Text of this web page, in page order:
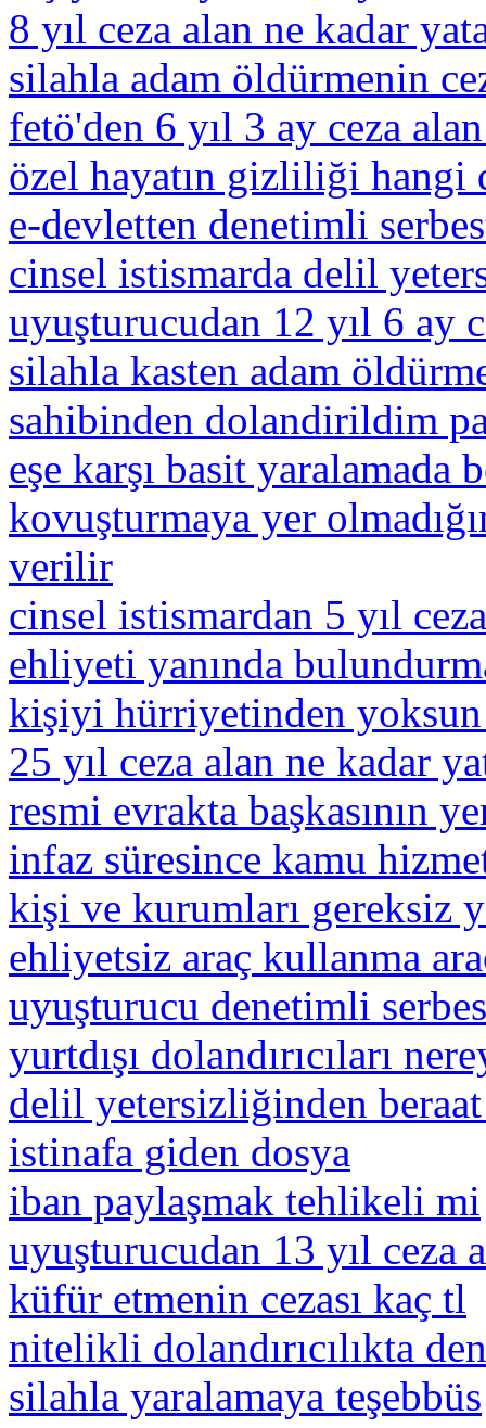
8 yıl ceza alan ne kadar
silahla adam öldürmenin
fetö'den 6 yıl 3 ay ceza
özel hayatın gizliliği hangi
e-devletten denetimli
cinsel istismarda delil
uyuşturucudan 12 yıl 6 ay
silahla kasten adam
sahibinden dolandirildim
eşe karşı basit yaralamada
kovuşturmaya yer
verilir
cinsel istismardan 5 yıl
ehliyeti yanında
kişiyi hürriyetinden
25 yıl ceza alan ne kadar
resmi evrakta başkasının
infaz süresince kamu
kişi ve kurumları gereksiz
ehliyetsiz araç kullanma
uyuşturucu denetimli
yurtdışı dolandırıcıları
delil yetersizliğinden
istinafa giden dosya
iban paylaşmak tehlikeli mi
uyuşturucudan 13 yıl ceza
küfür etmenin cezası kaç tl
nitelikli dolandırıcılıkta
silahla yaralamaya teşebbüs